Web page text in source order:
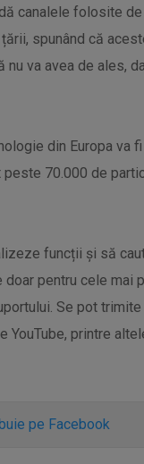
canalele folosite
spunând că
va avea de ales,
din Europa va
peste 70.000 de
funcții și să
pentru cele mai
Se pot
printre
pe Facebook